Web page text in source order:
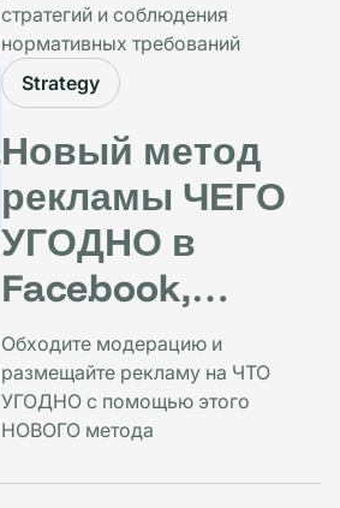
стратегий и соблюдения
нормативных требований
Strategy
Новый метод
рекламы ЧЕГО
УГОДНО в
Facebook,
Instagram,
Google и любой
другой сети
Обходите модерацию и
размещайте рекламу на ЧТО
УГОДНО с помощью этого
НОВОГО метода